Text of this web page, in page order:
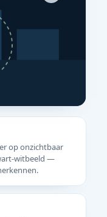
op onzichtbaar
witbeeld —